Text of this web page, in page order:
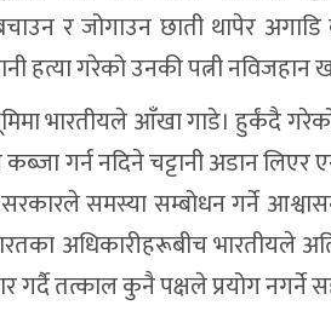
र जोगाउन छाती थापेर
हत्या गरेको उनकी पत्नी नविजहान
भारतीयले आँखा गाडे। हुर्कंदै
गर्न नदिने चट्टानी अडान लिएर
समस्या सम्बोधन गर्ने
अधिकारीहरूबीच भारतीयले
तत्काल कुनै पक्षले प्रयोग नगर्ने